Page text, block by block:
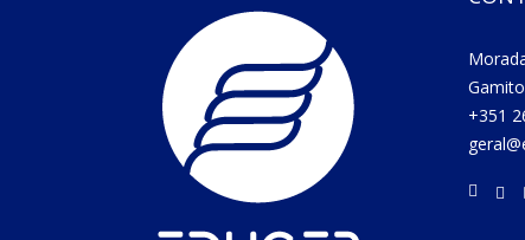
+351